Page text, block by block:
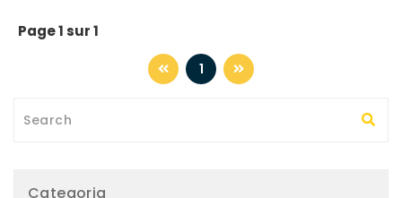
Page 1 sur 1
1
Categoria